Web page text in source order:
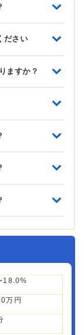
ださい
ますか？
18.0%
万円